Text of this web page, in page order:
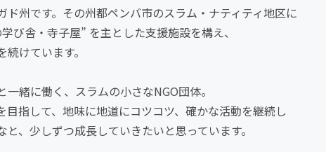
ド州です。その州都ペンバ市のスラム・ナティティ地区に
び舎・寺子屋” を主とした支援施設を構え、
けています。
緒に働く、スラムの小さなNGO団体。
目指して、地味に地道にコツコツ、確かな活動を継続し
、少しずつ成長していきたいと思っています。